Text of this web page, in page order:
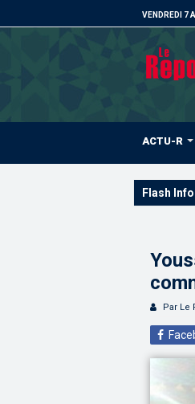
VENDREDI 7
ACTU-R
Flash
Par Le